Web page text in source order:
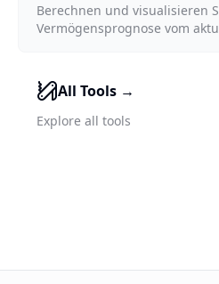
Berechnen und visualisieren
Vermögensprognose vom
All Tools →
Explore all tools